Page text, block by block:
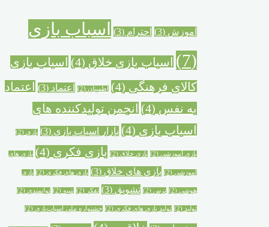
آموزش (3) احترام (3)
اسباب بازی
(7)
اسباب بازی خلاق (4)
اسباب بازی
کالای فرهنگی (4) اطمینان (2) اعتماد (3)
اعتماد
به نفس (4)
انجمن تولیدکننده های
اسباب بازی (4) بازار اسباب بازی (3) بازی (2)
بازی آموزشی (2) بازی خلاق (2) بازی فکری (4) بازی های
آموزشی (2) بازی های خلاق (3) بازی های فکری (2) بازی
هوشی (2) ترس (2) تشویق (3) تفکر (2) تنبیه (2) توانمندی (2)
تولید (2) تولید بازی های فکری (2) جشنواره ملی اسباب‌بازی (2)